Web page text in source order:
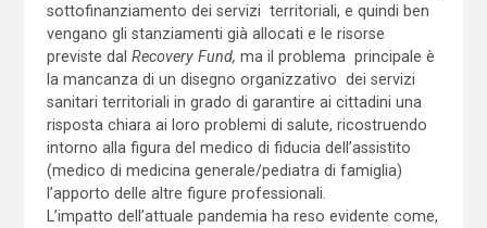
sottofinanziamento dei servizi territoriali, e quindi ben
vengano gli stanziamenti già allocati e le risorse
previste dal Recovery Fund, ma il problema principale è
la mancanza di un disegno organizzativo dei servizi
sanitari territoriali in grado di garantire ai cittadini una
risposta chiara ai loro problemi di salute, ricostruendo
intorno alla figura del medico di fiducia dell’assistito
(medico di medicina generale/pediatra di famiglia)
l’apporto delle altre figure professionali.
L’impatto dell’attuale pandemia ha reso evidente come,